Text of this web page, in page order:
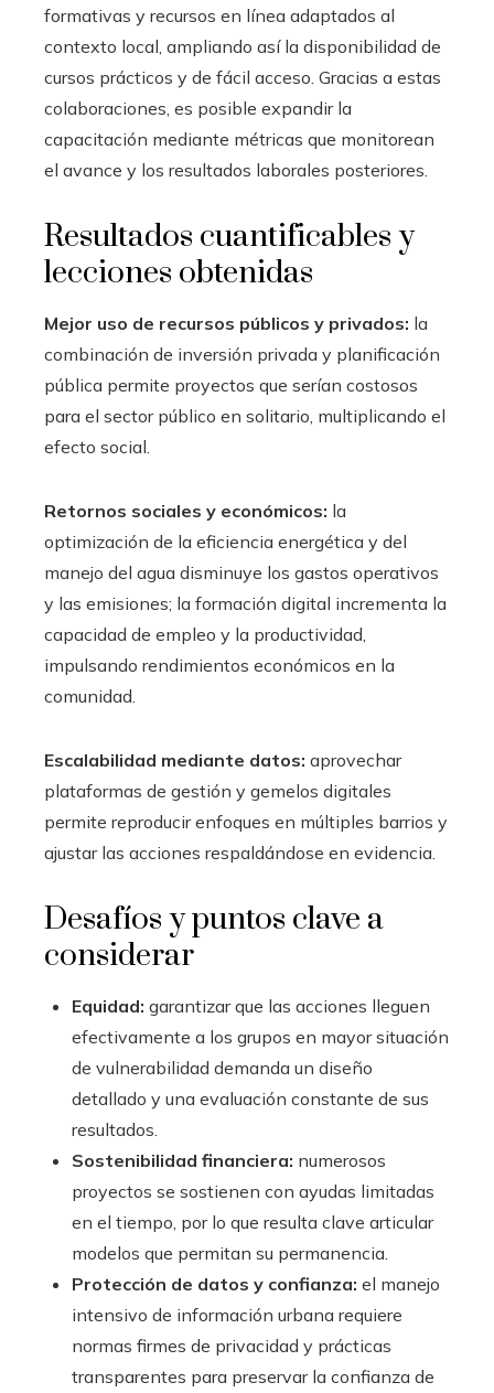
formativas y recursos en línea adaptados al
contexto local, ampliando así la disponibilidad de
cursos prácticos y de fácil acceso. Gracias a estas
colaboraciones, es posible expandir la
capacitación mediante métricas que monitorean
el avance y los resultados laborales posteriores.
Resultados cuantificables y
lecciones obtenidas
Mejor uso de recursos públicos y privados: la
combinación de inversión privada y planificación
pública permite proyectos que serían costosos
para el sector público en solitario, multiplicando el
efecto social.
Retornos sociales y económicos: la
optimización de la eficiencia energética y del
manejo del agua disminuye los gastos operativos
y las emisiones; la formación digital incrementa la
capacidad de empleo y la productividad,
impulsando rendimientos económicos en la
comunidad.
Escalabilidad mediante datos: aprovechar
plataformas de gestión y gemelos digitales
permite reproducir enfoques en múltiples barrios y
ajustar las acciones respaldándose en evidencia.
Desafíos y puntos clave a
considerar
Equidad: garantizar que las acciones lleguen
efectivamente a los grupos en mayor situación
de vulnerabilidad demanda un diseño
detallado y una evaluación constante de sus
resultados.
Sostenibilidad financiera: numerosos
proyectos se sostienen con ayudas limitadas
en el tiempo, por lo que resulta clave articular
modelos que permitan su permanencia.
Protección de datos y confianza: el manejo
intensivo de información urbana requiere
normas firmes de privacidad y prácticas
transparentes para preservar la confianza de